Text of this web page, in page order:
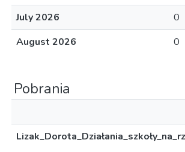
July 2026
0
August 2026
0
Pobrania